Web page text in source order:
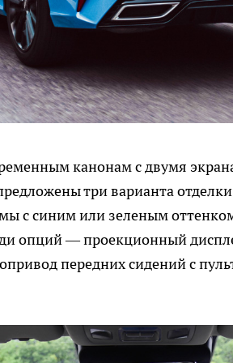
канонам с двумя
три варианта
с синим или зеленым
опций — проекционный
передних сидений с